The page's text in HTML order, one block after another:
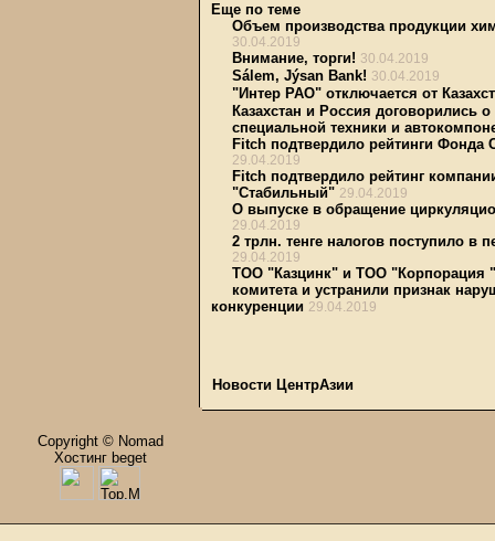
Еще по теме
Объем производства продукции
30.04.2019
Внимание, торги! 30.04.2019
Sálem, Jýsan Bank! 30.04.2019
"Интер РАО" отключается от
Казахстан и Россия договорились
специальной техники и
Fitch подтвердило рейтинги
29.04.2019
Fitch подтвердило рейтинг
"Стабильный" 29.04.2019
О выпуске в обращение
29.04.2019
2 трлн. тенге налогов поступило в
29.04.2019
ТОО "Казцинк" и ТОО "Корпорация
комитета и устранили признак
конкуренции 29.04.2019
Новости ЦентрАзии
Copyright © Nomad
Хостинг beget